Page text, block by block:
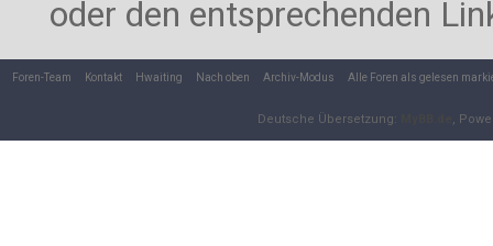
oder den entsprechenden
Foren-Team Kontakt Hwaiting Nach oben Archiv-Modus Alle Foren als gelesen
Deutsche Übersetzung: ,